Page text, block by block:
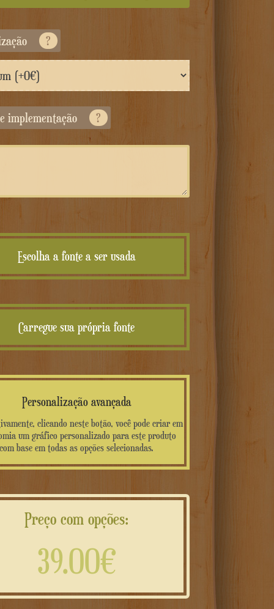
?
implementação ?
Escolha a fonte a ser usada
Carregue sua própria fonte
Personalização avançada
clicando neste botão, você pode criar em
um gráfico personalizado para este produto
com base em todas as opções selecionadas.
Preço com opções:
39.00€